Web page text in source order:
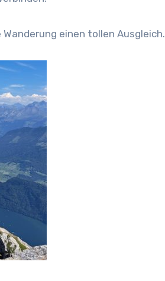
einen tollen Ausgleich.